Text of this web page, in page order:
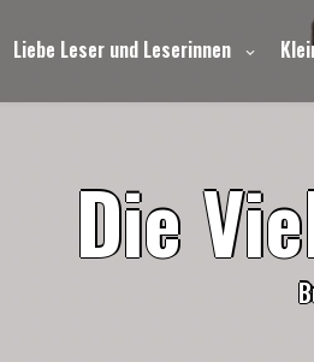
Liebe Leser und Leserinnen
DieVie